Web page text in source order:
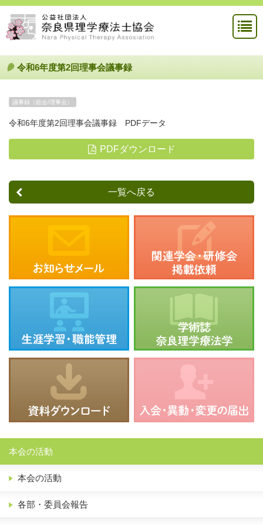
令和6年度第2回理事会議事録
議事録（総会/理事会）
令和6年度第2回理事会議事録 PDFデータ
PDFダウンロード
一覧へ戻る
本会の活動
本会の活動
各部・委員会報告